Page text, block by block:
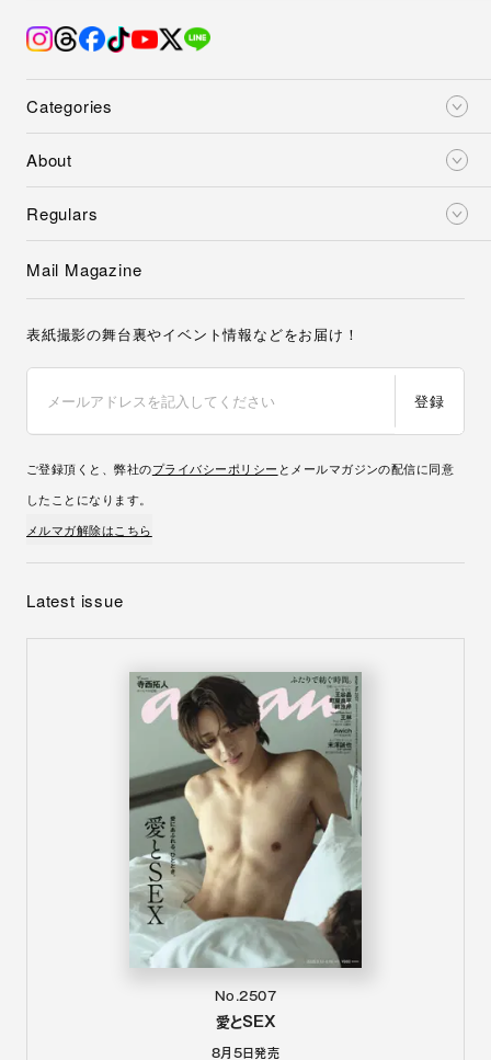
Categories
About
Regulars
Mail Magazine
表紙撮影の舞台裏やイベント情報などをお届け！
登録
ご登録頂くと、弊社のプライバシーポリシー とメールマガジンの配信に同意
したことになります。
メルマガ解除はこちら
Latest issue
No.2507
愛とSEX
8月5日発売